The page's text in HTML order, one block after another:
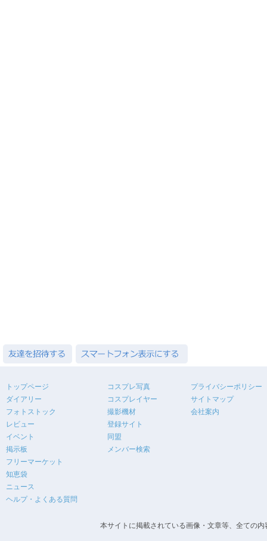
トップページ
ダイアリー
フォトストック
レビュー
イベント
掲示板
フリーマーケット
知恵袋
ニュース
ヘルプ・よくある質問
コスプレ写真
コスプレイヤー
撮影機材
登録サイト
同盟
メンバー検索
プライバシーポリシー
サイトマップ
会社案内
本サイトに掲載されている画像・文章等、全ての